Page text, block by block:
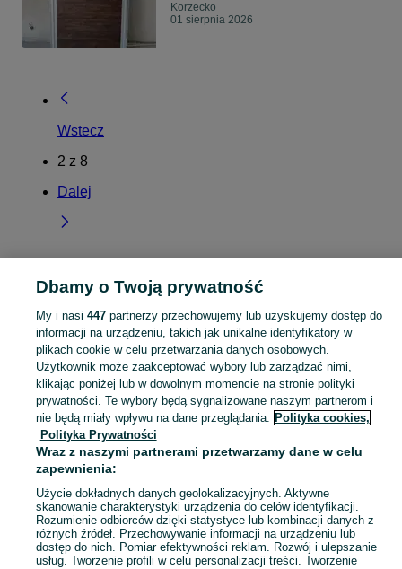
Korzecko
01 sierpnia 2026
Wstecz
2 z 8
Dalej
Strona główna Świętokrzyskie Korzecko
KATEGORIA
Zobacz
Mapa kategorii
Mapa miejscowości
Mapa ministron
Popularne wyszukiwania
Dbamy o Twoją prywatność
My i nasi 447partnerzy przechowujemy lub uzyskujemy dostęp do
informacji na urządzeniu, takich jak unikalne identyfikatory w
plikach cookie w celu przetwarzania danych osobowych.
Użytkownik może zaakceptować wybory lub zarządzać nimi,
klikając poniżej lub w dowolnym momencie na stronie polityki
prywatności. Te wybory będą sygnalizowane naszym partnerom i
nie będą miały wpływu na dane przeglądania. Polityka cookies,
Polityka Prywatności
Wraz z naszymi partnerami przetwarzamy dane w celu
zapewnienia:
Użycie dokładnych danych geolokalizacyjnych. Aktywne
skanowanie charakterystyki urządzenia do celów identyfikacji.
Rozumienie odbiorców dzięki statystyce lub kombinacji danych z
różnych źródeł. Przechowywanie informacji na urządzeniu lub
dostęp do nich. Pomiar efektywności reklam. Rozwój i ulepszanie
usług. Tworzenie profili w celu personalizacji treści. Tworzenie